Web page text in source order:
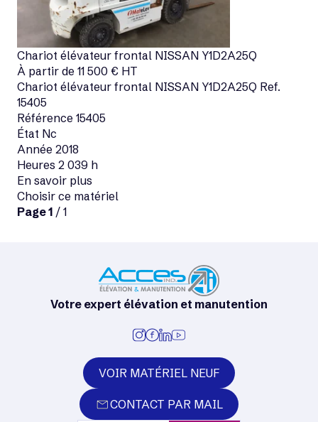
Chariot élévateur frontal NISSAN Y1D2A25Q
À partir de 11 500 € HT
Chariot élévateur frontal NISSAN Y1D2A25Q Ref.
15405
Référence 15405
État Nc
Année 2018
Heures 2 039 h
En savoir plus
Choisir ce matériel
Page1 / 1
Votre expert élévation et manutention
VOIR MATÉRIEL NEUF
CONTACT PAR MAIL